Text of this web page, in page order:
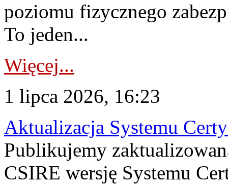
poziomu fizycznego
To jeden...
Więcej...
1 lipca 2026, 16:23
Aktualizacja Systemu
Publikujemy
CSIRE wersję Systemu